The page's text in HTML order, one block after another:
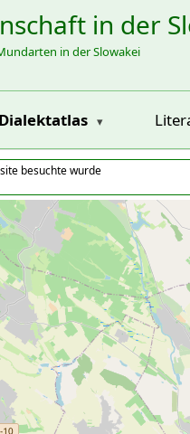
in der
in der Slowakei
Dialektatlas
besuchte wurde